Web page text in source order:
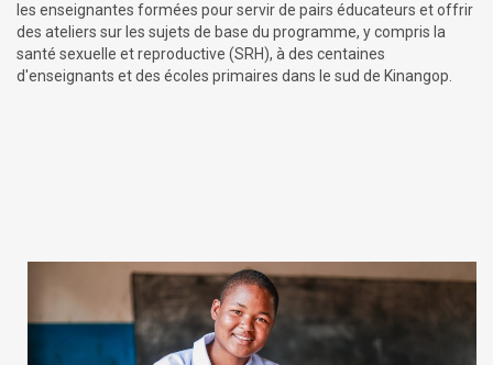
les enseignantes formées pour servir de pairs éducateurs et offrir
des ateliers sur les sujets de base du programme, y compris la
santé sexuelle et reproductive (SRH), à des centaines
d'enseignants et des écoles primaires dans le sud de Kinangop.